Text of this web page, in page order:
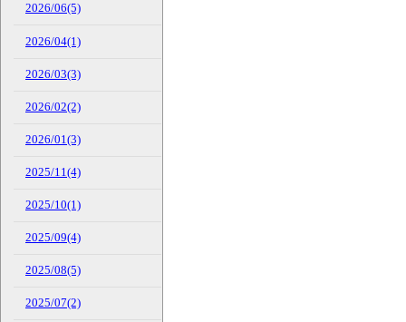
2026/06(5)
2026/04(1)
2026/03(3)
2026/02(2)
2026/01(3)
2025/11(4)
2025/10(1)
2025/09(4)
2025/08(5)
2025/07(2)